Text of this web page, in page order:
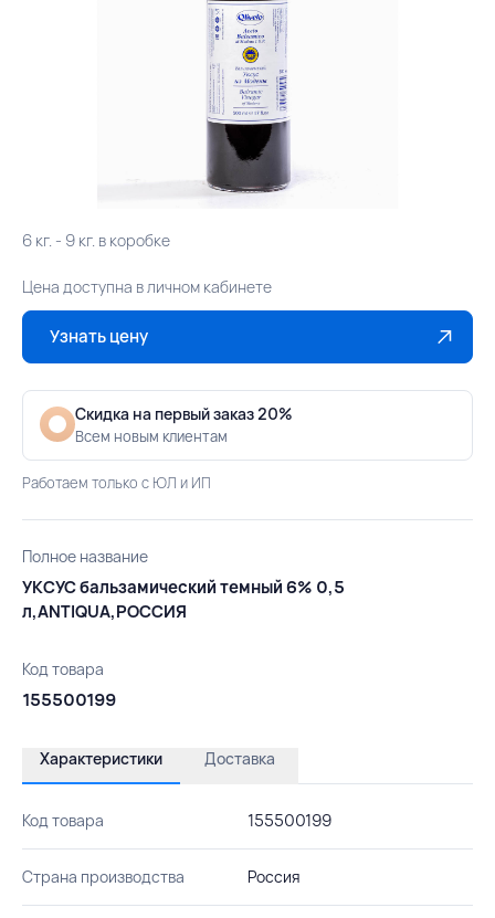
6 кг. - 9 кг. в коробке
Цена доступна в личном кабинете
Узнать цену
Скидка на первый заказ 20%
Всем новым клиентам
Работаем только с ЮЛ и ИП
Полное название
УКСУС бальзамический темный 6% 0,5
л,ANTIQUA,РОССИЯ
Код товара
155500199
Характеристики Доставка
Код товара 155500199
Страна производства Россия